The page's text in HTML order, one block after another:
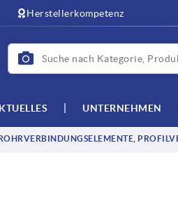
Herstellerkompetenz
UNTERNEHMEN
ROHRVERBINDUNGSELEMENTE,